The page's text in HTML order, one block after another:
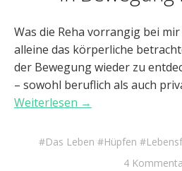
Was die Reha vorrangig bei
alleine das körperliche
der Bewegung wieder zu
– sowohl beruflich als auch
Weiterlesen →
Das Leben Hüpfen
4